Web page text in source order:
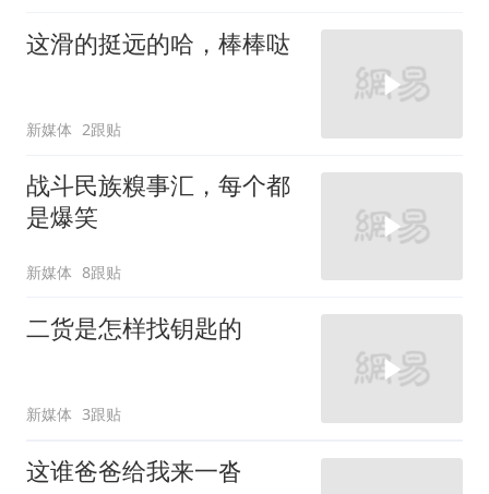
这滑的挺远的哈，棒棒哒
新媒体 2跟贴
战斗民族糗事汇，每个都
是爆笑
新媒体 8跟贴
二货是怎样找钥匙的
新媒体 3跟贴
这谁爸爸给我来一沓